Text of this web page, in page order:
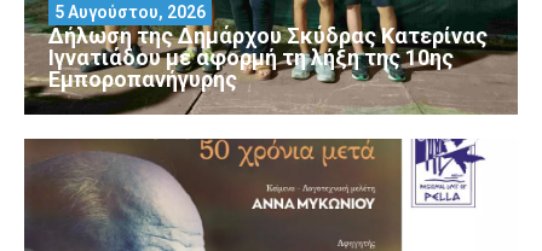
Δήλωση της Δημάρχου Σκύδρας Κατερίνας
Ιγνατιάδου με αφορμή τη λήξη της 10ης
Εμποροπανήγυρης
5 Αυγούστου, 2026